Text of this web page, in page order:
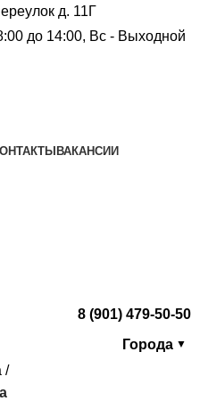
д. 11Г
до 14:00, Вс - Выходной
ВАКАНСИИ
8 (901) 479-50-50
Города ▼